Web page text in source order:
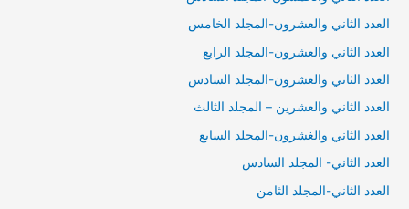
العدد الثاني والعشرون-المجلد الخامس
العدد الثاني والعشرون-المجلد الرابع
العدد الثاني والعشرون-المجلد السادس
العدد الثاني والعشرين – المجلد الثالث
العدد الثاني والغشرون-المجلد السابع
العدد الثاني- المجلد السادس
العدد الثاني-المجلد الثامن